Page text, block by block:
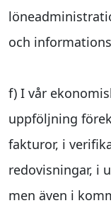
och
f) I vår
uppföljning
fakturor, i
redovisningar, i
men även i